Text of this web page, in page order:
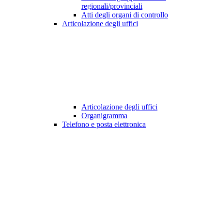
regionali/provinciali
Atti degli organi di controllo
Articolazione degli uffici
Articolazione degli uffici
Organigramma
Telefono e posta elettronica